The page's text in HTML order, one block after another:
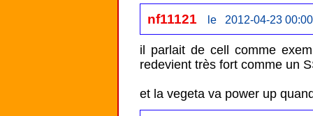
nf11121 le 2012-04-23
il parlait de cell comme
redevient très fort comme un
et la vegeta va power up